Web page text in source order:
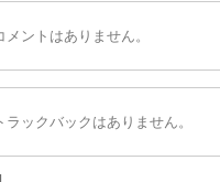
メントはありません。
ラックバックはありません。